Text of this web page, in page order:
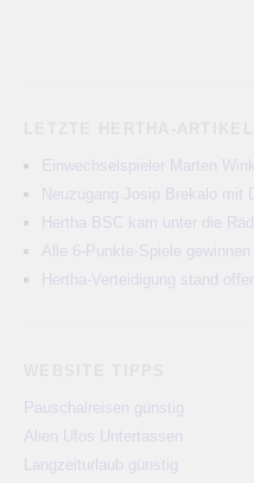
Einwechselspieler Marten
Neuzugang Josip Brekalo mit
Hertha BSC kam unter die
Alle 6-Punkte-Spiele
Hertha-Verteidigung stand
Pauschalreisen günstig
Alien Ufos Untertassen
Langzeiturlaub günstig